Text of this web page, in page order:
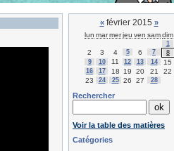
«février 2015 »
lun marmerjeu ven samdim
1
2 3 4 5 6 7
8
9
10 11 12 13 14 15
16 17 18 19 20 21
22
23
24 25 26 27 28
Rechercher
Voir la table des matières
Catégories